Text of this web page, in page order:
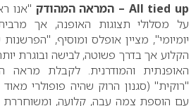
All tied up – המראה המהודק "אנו
על מסלולי תצוגות האופנה, אך
יומיומי", מציין אופלס ומוסיף,
הקלוע אך בדרך פשוטה, לבישה ובוגרת
האופנתית והמודרנית. לקבלת מראה
עם הוספת צמה עבה, קלועה, ומשוחררת